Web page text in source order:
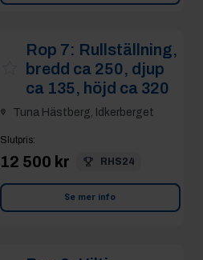
Rop 7: Rullställning,
bredd ca 250, djup
ca 135, höjd ca 320
Tuna Hästberg, Idkerberget
Slutpris:
12 500 kr RHS24
Se mer info